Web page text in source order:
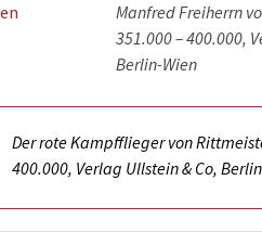
Manfred Freiherrn
351.000 – 400.000,
Berlin-Wien
Der rote Kampfflieger von
400.000, Verlag Ullstein & Co,